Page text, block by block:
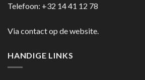
Telefoon: +32 14 41 12 78
Via contact op de website.
HANDIGE LINKS